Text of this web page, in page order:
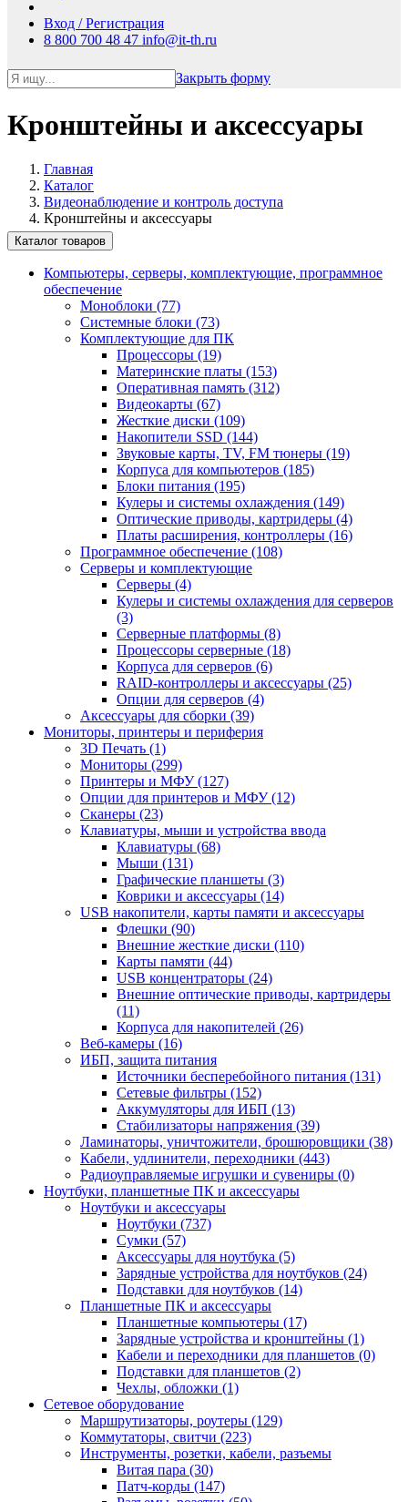
Вход / Регистрация
8 800 700 48 47 info@it-th.ru
Закрыть форму
Кронштейны и аксессуары
Главная
Каталог
Видеонаблюдение и контроль доступа
Кронштейны и аксессуары
Каталог товаров
Компьютеры, серверы, комплектующие, программное
обеспечение
Моноблоки (77)
Системные блоки (73)
Комплектующие для ПК
Процессоры (19)
Материнские платы (153)
Оперативная память (312)
Видеокарты (67)
Жесткие диски (109)
Накопители SSD (144)
Звуковые карты, TV, FM тюнеры (19)
Корпуса для компьютеров (185)
Блоки питания (195)
Кулеры и системы охлаждения (149)
Оптические приводы, картридеры (4)
Платы расширения, контроллеры (16)
Программное обеспечение (108)
Серверы и комплектующие
Серверы (4)
Кулеры и системы охлаждения для серверов
(3)
Серверные платформы (8)
Процессоры серверные (18)
Корпуса для серверов (6)
RAID-контроллеры и аксессуары (25)
Опции для серверов (4)
Аксессуары для сборки (39)
Мониторы, принтеры и периферия
3D Печать (1)
Мониторы (299)
Принтеры и МФУ (127)
Опции для принтеров и МФУ (12)
Сканеры (23)
Клавиатуры, мыши и устройства ввода
Клавиатуры (68)
Мыши (131)
Графические планшеты (3)
Коврики и аксессуары (14)
USB накопители, карты памяти и аксессуары
Флешки (90)
Внешние жесткие диски (110)
Карты памяти (44)
USB концентраторы (24)
Внешние оптические приводы, картридеры
(11)
Корпуса для накопителей (26)
Веб-камеры (16)
ИБП, защита питания
Источники бесперебойного питания (131)
Сетевые фильтры (152)
Аккумуляторы для ИБП (13)
Стабилизаторы напряжения (39)
Ламинаторы, уничтожители, брошюровщики (38)
Кабели, удлинители, переходники (443)
Радиоуправляемые игрушки и сувениры (0)
Ноутбуки, планшетные ПК и аксессуары
Ноутбуки и аксессуары
Ноутбуки (737)
Сумки (57)
Аксессуары для ноутбука (5)
Зарядные устройства для ноутбуков (24)
Подставки для ноутбуков (14)
Планшетные ПК и аксессуары
Планшетные компьютеры (17)
Зарядные устройства и кронштейны (1)
Кабели и переходники для планшетов (0)
Подставки для планшетов (2)
Чехлы, обложки (1)
Сетевое оборудование
Маршрутизаторы, роутеры (129)
Коммутаторы, свитчи (223)
Инструменты, розетки, кабели, разъемы
Витая пара (30)
Патч-корды (147)